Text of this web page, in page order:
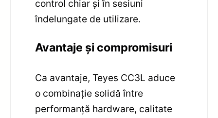
control chiar și în sesiuni
îndelungate de utilizare.
Avantaje și compromisuri
Ca avantaje, Teyes CC3L aduce
o combinație solidă între
performanță hardware, calitate